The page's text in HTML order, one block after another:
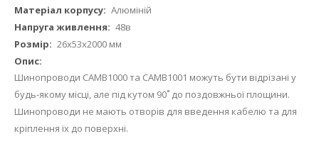
Алюміній
48в
26х53х2000 мм
Шинопроводи CAMB1000 та CAMB1001 можуть бути відрізані у
будь-якому місці, але під кутом 90˚ до поздовжньої площини.
Шинопроводи не мають отворів для введення кабелю та для
кріплення їх до поверхні.